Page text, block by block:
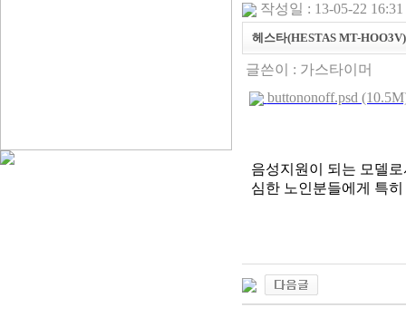
작성일 : 13-05-22 16:31
헤스타(HESTAS MT-
글쓴이 : 가스타이머
buttononoff.psd
음성지원이 되는 모델
심한 노인분들에게 특